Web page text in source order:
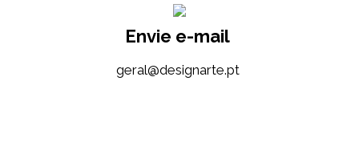
Envie e-mail
tp.etrangised@lareg